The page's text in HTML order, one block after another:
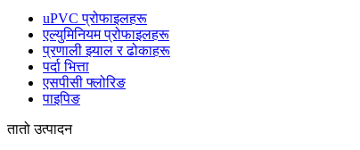
uPVC प्रोफाइलहरू
एल्युमिनियम प्रोफाइलहरू
प्रणाली झ्याल र ढोकाहरू
पर्दा भित्ता
एसपीसी फ्लोरिङ
पाइपिङ
तातो उत्पादन